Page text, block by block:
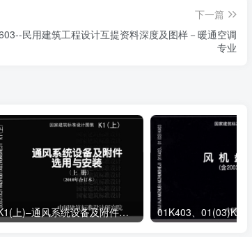
下一篇
民用建筑工程设计互提资料深度及图样－暖通空调
专业
K1(上)–通风系统设备及附件选用与安装（上册）（2010年合订本）